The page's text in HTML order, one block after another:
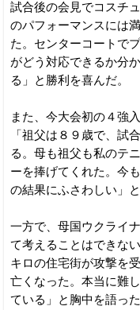
試合後の会見でコスチ
のパフォーマンスには
た。センターコートで
がどう対応できるか分
る」と勝利を喜んだ。
また、今大会初の４強
「祖父は８９歳で、試
る。母も祖父も私のテ
ーを捧げてくれた。今
の結果にふさわしい」
一方で、母国ウクライ
て考えることはできな
キロの住宅街が攻撃を
亡くなった。本当に難
ている」と胸中を語った